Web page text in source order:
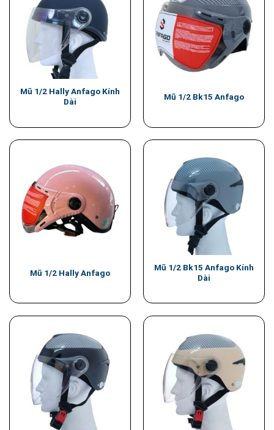
Mũ 1/2 Hally Anfago Kính
Dài
Mũ 1/2 Bk15 Anfago
Mũ 1/2 Hally Anfago
Mũ 1/2 Bk15 Anfago Kính
Dài